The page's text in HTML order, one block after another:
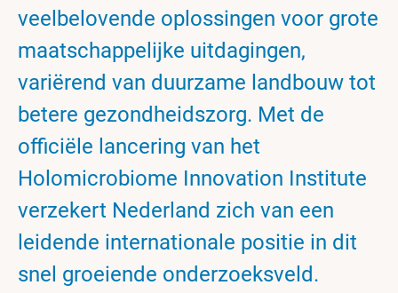
veelbelovende oplossingen voor grote
maatschappelijke uitdagingen,
variërend van duurzame landbouw tot
betere gezondheidszorg. Met de
officiële lancering van het
Holomicrobiome Innovation Institute
verzekert Nederland zich van een
leidende internationale positie in dit
snel groeiende onderzoeksveld.